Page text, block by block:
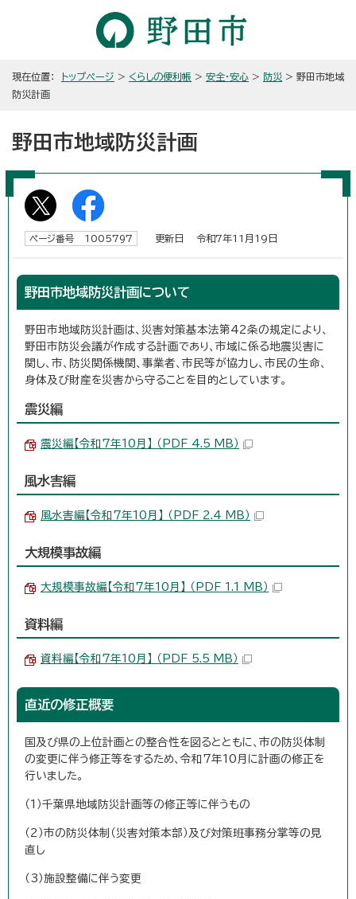
現在位置： トップページ > くらしの便利帳 > 安全・安心 > 防災 > 野田市地域
防災計画
野田市地域防災計画
ページ番号 1005797 更新日 令和7年11月19日
野田市地域防災計画について
野田市地域防災計画は、災害対策基本法第42条の規定により、
野田市防災会議が作成する計画であり、市域に係る地震災害に
関し、市、防災関係機関、事業者、市民等が協力し、市民の生命、
身体及び財産を災害から守ることを目的としています。
震災編
震災編【令和7年10月】 （PDF 4.5 MB）
風水害編
風水害編【令和7年10月】 （PDF 2.4 MB）
大規模事故編
大規模事故編【令和7年10月】 （PDF 1.1 MB）
資料編
資料編【令和7年10月】 （PDF 5.5 MB）
直近の修正概要
国及び県の上位計画との整合性を図るとともに、市の防災体制
の変更に伴う修正等をするため、令和7年10月に計画の修正を
行いました。
（1）千葉県地域防災計画等の修正等に伴うもの
（2）市の防災体制（災害対策本部）及び対策班事務分掌等の見
直し
（3）施設整備に伴う変更